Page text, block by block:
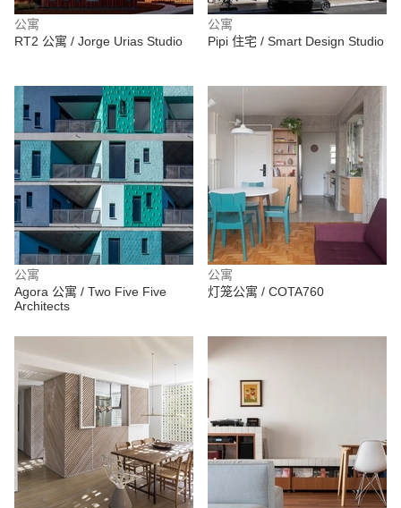
公寓
RT2 公寓 / Jorge Urias Studio
公寓
Pipi 住宅 / Smart Design Studio
公寓
Agora 公寓 / Two Five Five
Architects
公寓
灯笼公寓 / COTA760